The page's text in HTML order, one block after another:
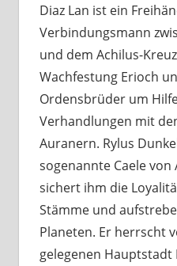
Diaz Lan ist ein
Verbindungsmann
und dem Achilus-
Wachfestung Erioch
Ordensbrüder um
Verhandlungen mit
Auranern. Rylus
sogenannte Caele
sichert ihm die
Stämme und
Planeten. Er herrscht
gelegenen